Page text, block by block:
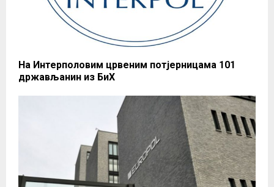
На Интерполовим црвеним потјерницама 101
држављанин из БиХ